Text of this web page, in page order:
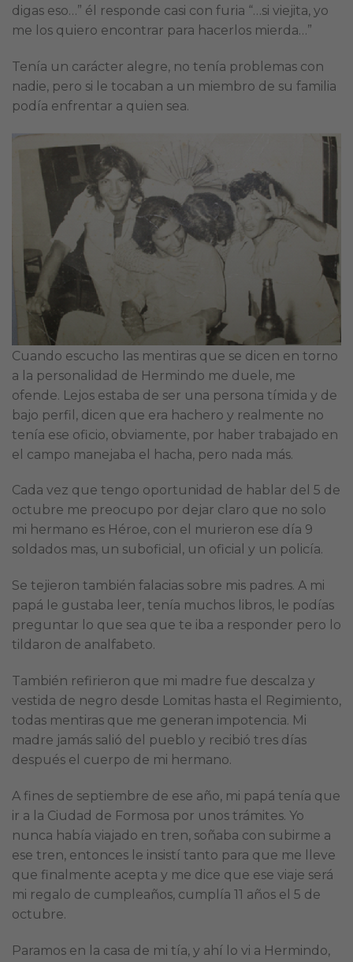
digas eso…” él responde casi con furia “…si viejita, yo
me los quiero encontrar para hacerlos mierda…”
Tenía un carácter alegre, no tenía problemas con
nadie, pero si le tocaban a un miembro de su familia
podía enfrentar a quien sea.
Cuando escucho las mentiras que se dicen en torno
a la personalidad de Hermindo me duele, me
ofende. Lejos estaba de ser una persona tímida y de
bajo perfil, dicen que era hachero y realmente no
tenía ese oficio, obviamente, por haber trabajado en
el campo manejaba el hacha, pero nada más.
Cada vez que tengo oportunidad de hablar del 5 de
octubre me preocupo por dejar claro que no solo
mi hermano es Héroe, con el murieron ese día 9
soldados mas, un suboficial, un oficial y un policía.
Se tejieron también falacias sobre mis padres. A mi
papá le gustaba leer, tenía muchos libros, le podías
preguntar lo que sea que te iba a responder pero lo
tildaron de analfabeto.
También refirieron que mi madre fue descalza y
vestida de negro desde Lomitas hasta el Regimiento,
todas mentiras que me generan impotencia. Mi
madre jamás salió del pueblo y recibió tres días
después el cuerpo de mi hermano.
A fines de septiembre de ese año, mi papá tenía que
ir a la Ciudad de Formosa por unos trámites. Yo
nunca había viajado en tren, soñaba con subirme a
ese tren, entonces le insistí tanto para que me lleve
que finalmente acepta y me dice que ese viaje será
mi regalo de cumpleaños, cumplía 11 años el 5 de
octubre.
Paramos en la casa de mi tía, y ahí lo vi a Hermindo,